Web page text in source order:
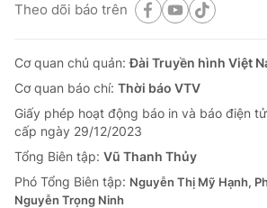
Theo dõi báo trên
Cơ quan chủ quản:Đài Truyền hình Việt
Cơ quan báo chí: Thời báo VTV
Giấy phép hoạt động báo in và báo điện
cấp ngày 29/12/2023
Tổng Biên tập: Vũ Thanh Thủy
Phó Tổng Biên tập: Nguyễn Thị Mỹ Hạnh,
Nguyễn Trọng Ninh